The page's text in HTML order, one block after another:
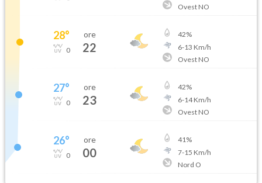
Ovest NO
28°
0
ore
22
42%
6-13 Km/h
Ovest NO
27°
0
ore
23
42%
6-14Km/h
Ovest NO
26°
0
ore
00
41%
7-15 Km/h
Nord O